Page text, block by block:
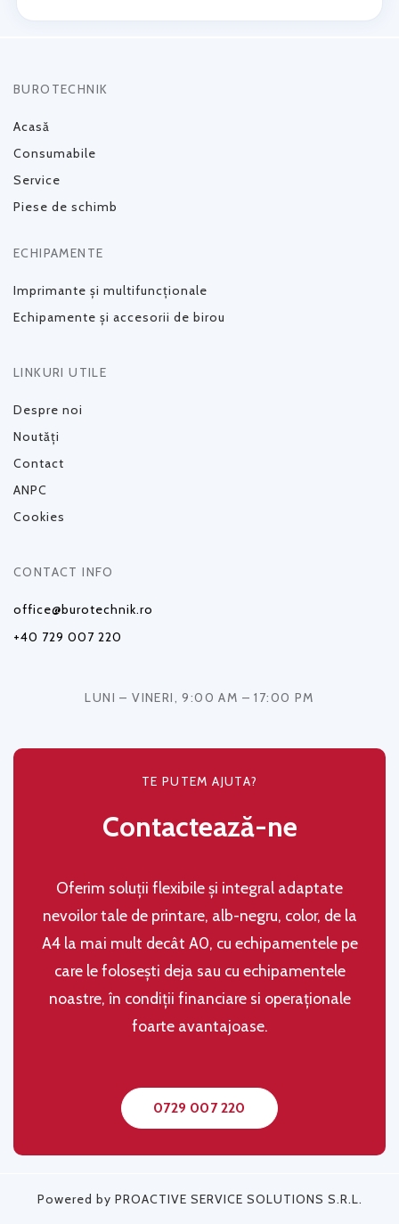
BUROTECHNIK
Acasă
Consumabile
Service
Piese de schimb
ECHIPAMENTE
Imprimante și multifuncționale
Echipamente și accesorii de birou
LINKURI UTILE
Despre noi
Noutăți
Contact
ANPC
Cookies
CONTACT INFO
office@burotechnik.ro
+40 729 007 220
LUNI – VINERI, 9:00 AM – 17:00 PM
TE PUTEM AJUTA?
Contactează-ne
Oferim soluţii flexibile şi integral adaptate
nevoilor tale de printare, alb-negru, color, de la
A4 la mai mult decât A0, cu echipamentele pe
care le folosești deja sau cu echipamentele
noastre, în condiţii financiare si operaţionale
foarte avantajoase.
0729 007 220
Powered by PROACTIVE SERVICE SOLUTIONS S.R.L.